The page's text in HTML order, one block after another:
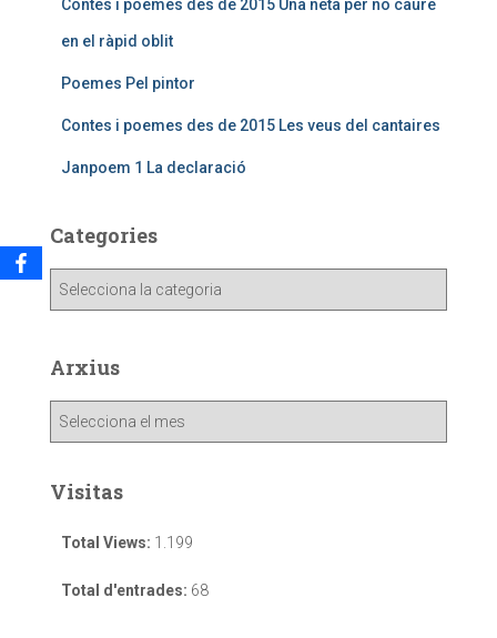
Contes i poemes des de 2015 Una neta per no caure
en el ràpid oblit
Poemes Pel pintor
Contes i poemes des de 2015 Les veus del cantaires
Janpoem 1 La declaració
Categories
Arxius
Visitas
Total Views: 1.199
Total d'entrades: 68